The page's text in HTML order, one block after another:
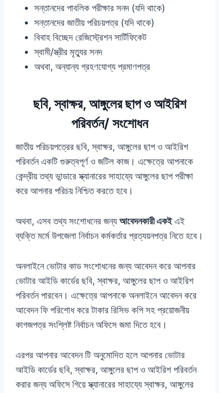
সন্তানদের পাবলিক পরীক্ষার সনদ (যদি থাকে)
সন্তানদের জাতীয় পরিচয়পত্র (যদি থাকে)
বিবাহ বিচ্ছেদ রেজিস্ট্রেশন সার্টিফিকেট
স্বামী/স্ত্রীর মৃত্যুর সনদ
অথবা, অন্যান্য গ্রহণযোগ্য প্রমাণপত্র
ছবি, স্বাক্ষর, আঙ্গুলের ছাপ ও আইরিশ
পরিবর্তন/ সংশোধন
জাতীয় পরিচয়পত্রের ছবি, স্বাক্ষর, আঙ্গুলের ছাপ ও আইরিশ
পরিবর্তন একটি গুরুত্বপূর্ণ ও জটিল কাজ। এক্ষেত্রে আপনাকে
কেন্দ্রীয় তথ্য ভান্ডারে স্ক্যানারের সাহায্যে আঙ্গুলের ছাপ পরীক্ষা
করে আপনার পরিচয় নিশ্চিত করতে হবে।
অথবা, এসব তথ্য সংশোধনের জন্যআবেদনকারী একইএই
ব্যক্তি মর্মে উপজেলা নির্বাচন কর্মকর্তার প্রত্যয়নপত্র নিতে হবে।
অনলাইনে ভোটার কাড সংশোধনের জন্য আবেদন করে আপনার
ভোটার আইডি কার্ডের ছবি, স্বাক্ষর, আঙ্গুলের ছাপ ও আইরিশ
পরিবর্তন পারবেন। এক্ষেত্রে আপনাকে অনলাইনে আবেদন করে
আবেদন ফি পরিশোধ করে টাকার রিসিভ কপি সহ প্রয়োজনীয়
কাগজপত্র সংশ্লিষ্ট নির্বাচন অফিসে জমা দিতে হবে।
এরপর আপনার আবেদন টি অনুমোদিত হলে আপনার ভোটার
আইডি কার্ডের ছবি, স্বাক্ষর, আঙ্গুলের ছাপ ও আইরিশ পরিবর্তন
করার জন্য অফিসে গিয়ে স্ক্যানারের সাহায্যে স্বাক্ষর, আঙ্গুলের